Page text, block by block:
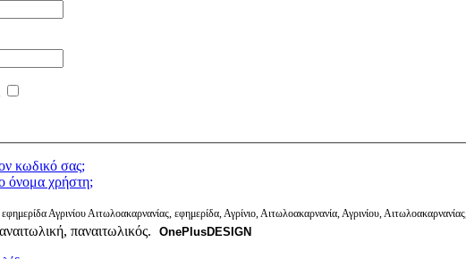
κωδικό σας;
όνομα χρήστη;
Αγρινίου Αιτωλοακαρνανίας, εφημερίδα, Αγρίνιο, Αιτωλοακαρνανία, Αγρινίου, Αιτωλοακαρνανίας,
παναιτωλικός.
OnePlusDESIGN